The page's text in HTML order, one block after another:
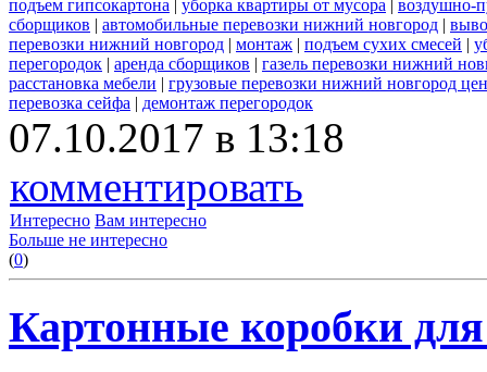
подъем гипсокартона | уборка квартиры от мусора | воздушно-
сборщиков | автомобильные перевозки нижний новгород |
перевозки нижний новгород | монтаж | подъем сухих смесей |
перегородок | аренда сборщиков | газель перевозки нижний
расстановка мебели | грузовые перевозки нижний новгород
перевозка сейфа | демонтаж перегородок
07.10.2017 в 13:18
комментировать
Интересно Вам интересно
Больше не интересно
(0)
Картонные коробки для